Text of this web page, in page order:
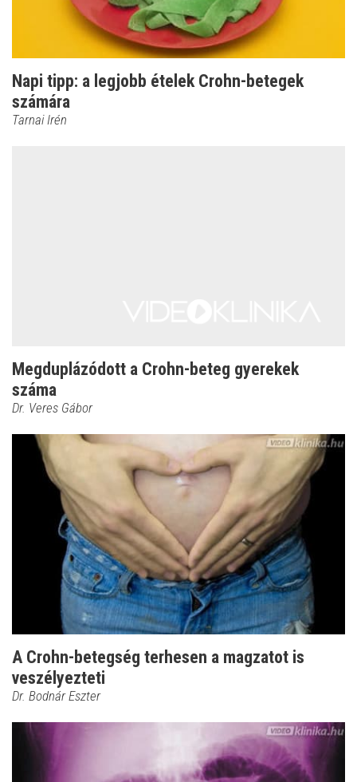
Napi tipp: a legjobb ételek Crohn-betegek
számára
Tarnai Irén
Megduplázódott a Crohn-beteg gyerekek
száma
Dr. Veres Gábor
A Crohn-betegség terhesen a magzatot is
veszélyezteti
Dr. Bodnár Eszter